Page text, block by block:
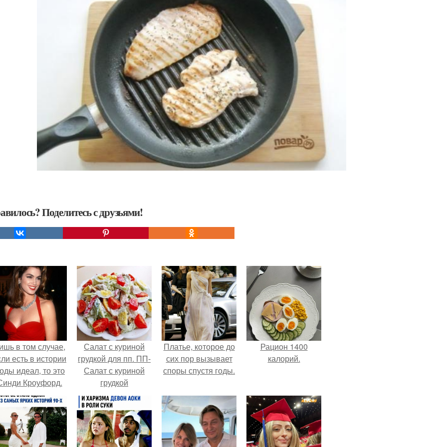
Поделитесь с друзьями!
в том случае,
есть в истории
идеал, то это
Кроуфорд.
Салат с куриной
грудкой для пп. ПП-
Салат с куриной
грудкой
"Наслаждение".
Платье, которое до
сих пор вызывает
споры спустя годы.
Рацион 1400
калорий.